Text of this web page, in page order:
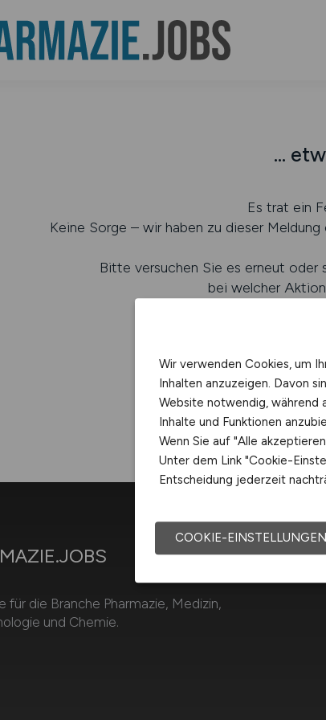
...
Es trat ein
Keine Sorge – wir haben zu dieser
Bitte versuchen Sie es erneut
bei welcher
für die Branche Pharmazie, Medizin,
und Chemie.
Wir verwenden Cookies, um
Inhalten anzuzeigen. Davon
Website notwendig, während
Inhalte und Funktionen
Wenn Sie auf "Alle
Unter dem Link "Cookie-
Entscheidung jederzeit
COOKIE-EINSTELLUNGEN